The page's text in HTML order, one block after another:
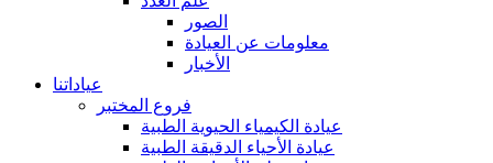
الصور
معلومات عن العيادة
الأخبار
عياداتنا
فروع المختبر
عيادة الكيمياء الحيوية الطبية
عيادة الأحياء الدقيقة الطبية